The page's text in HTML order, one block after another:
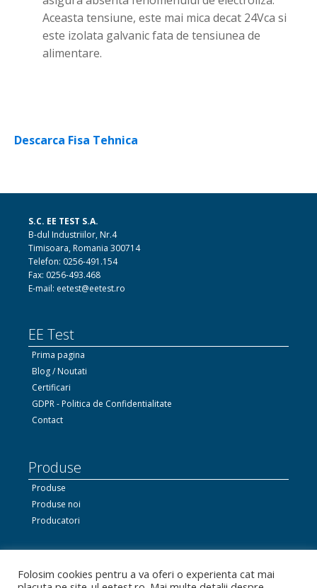
Aceasta tensiune, este mai mica decat 24Vca si
este izolata galvanic fata de tensiunea de
alimentare.
Descarca Fisa Tehnica
S.C. EE TEST S.A.
B-dul Industriilor, Nr.4
Timisoara, Romania 300714
Telefon: 0256-491.154
Fax: 0256-493.468
E-mail: eetest@eetest.ro
EE Test
Prima pagina
Blog / Noutati
Certificari
GDPR - Politica de Confidentialitate
Contact
Produse
Produse
Produse noi
Producatori
Ne gasiti si pe Facebook
Folosim cookies pentru a va oferi o experienta cat mai